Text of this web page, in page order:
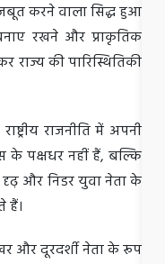
करने वाला सिद्ध हुआ
रखने और प्राकृतिक
की पारिस्थितिकी
राजनीति में अपनी
के पक्षधर नहीं हैं, बल्कि
और निडर युवा नेता के
हैं।
और दूरदर्शी नेता के रूप